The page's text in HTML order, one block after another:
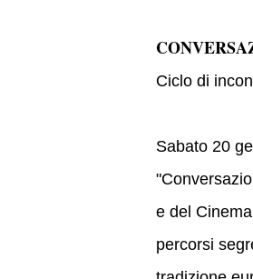
Ciclo di
Sabato 20
e del
percorsi